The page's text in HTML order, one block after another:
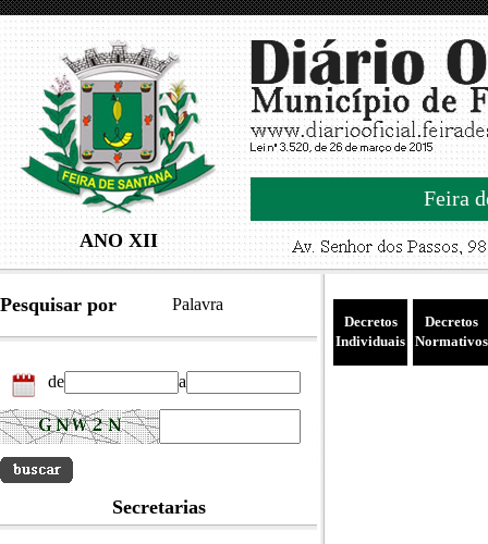
ANO XII
Feira
Pesquisar por Palavra
de a
Secretarias
Decretos
Individuais
Decretos
Normativos